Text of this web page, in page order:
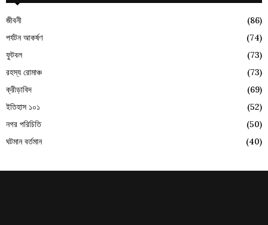
জীবনী
(86)
পর্যটন আকর্ষণ
(74)
ফুটবল
(73)
রহস্য রোমাঞ্চ
(73)
ক্রীড়াবিদ
(69)
ইতিহাস ১০১
(52)
নগর পরিচিতি
(50)
ঘটমান বর্তমান
(40)